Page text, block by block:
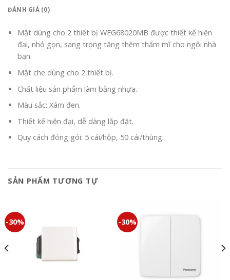
ĐÁNH GIÁ (0)
Mặt dùng cho 2 thiết bị WEG68020MB được thiết kế hiện
đại, nhỏ gọn, sang trọng tăng thêm thẩm mĩ cho ngôi nhà
bạn.
Mặt che dùng cho 2 thiết bị.
Chất liệu sản phẩm làm bằng nhựa.
Màu sắc: Xám đen.
Thiết kế hiện đại, dễ dàng lắp đặt.
Quy cách đóng gói: 5 cái/hộp, 50 cái/thùng.
SẢN PHẨM TƯƠNG TỰ
-30% -30%